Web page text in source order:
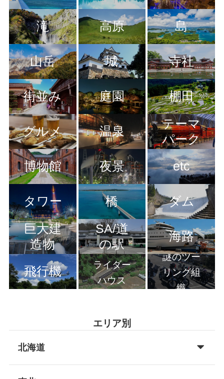
滝 高原 島
山岳 城 寺社
街並み 庭園 棚田
グルメ 温泉
テーマ
パーク
博物館
夜景 etc
タワー 橋
ダム
巨大建
造物
SA/道
の駅
海路
飛行機
ライダー
ハウス
謎のツー
リング組
織
エリア別
北海道